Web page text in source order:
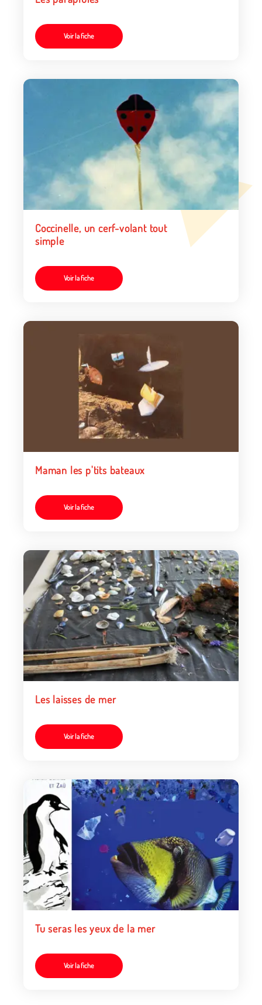
Voir la fiche
Coccinelle, un cerf-volant tout
simple
Voir la fiche
Maman les p'tits bateaux
Voir la fiche
Les laisses de mer
Voir la fiche
Tu seras les yeux de la mer
Voir la fiche